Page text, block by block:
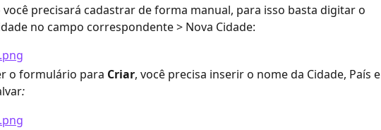
você precisará cadastrar de forma manual, para isso basta digitar o
no campo correspondente > Nova Cidade:
o formulário para Criar, você precisa inserir o nome da Cidade, País e
: